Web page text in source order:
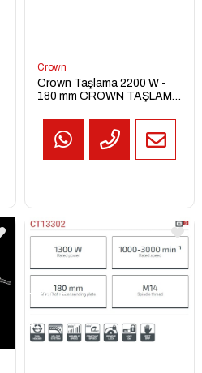
Crown
Crown Taşlama 2200 W -
180 mm CROWN TAŞLAMA
180
TEKLİF
AL